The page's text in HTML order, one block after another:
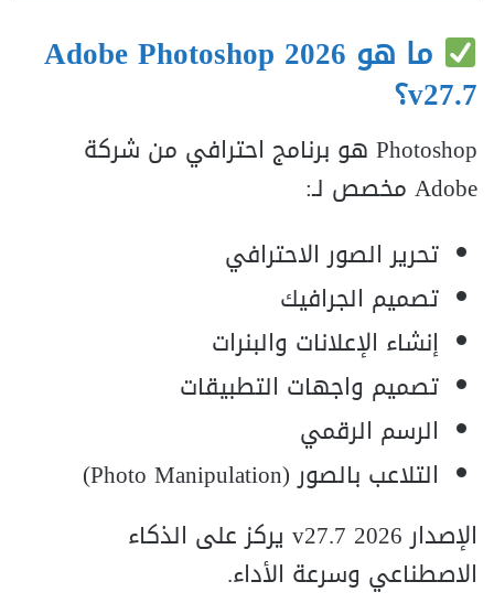
ما هو Adobe Photoshop 2026
v27.7؟
Photoshop هو برنامج احترافي من شركة
Adobe مخصص لـ:
تحرير الصور الاحترافي
تصميم الجرافيك
إنشاء الإعلانات والبنرات
تصميم واجهات التطبيقات
الرسم الرقمي
التلاعب بالصور (Photo Manipulation)
الإصدار 2026 v27.7 يركز على الذكاء
الاصطناعي وسرعة الأداء.